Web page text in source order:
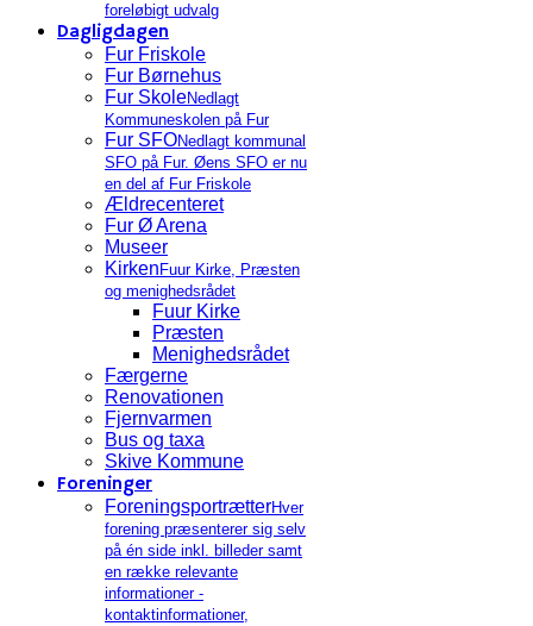
foreløbigt udvalg
Dagligdagen
Fur Friskole
Fur Børnehus
Fur SkoleNedlagt
Kommuneskolen på Fur
Fur SFONedlagt kommunal
SFO på Fur. Øens SFO er nu
en del af Fur Friskole
Ældrecenteret
Fur Ø Arena
Museer
Kirken Fuur Kirke, Præsten
og menighedsrådet
Fuur Kirke
Præsten
Menighedsrådet
Færgerne
Renovationen
Fjernvarmen
Bus og taxa
Skive Kommune
Foreninger
ForeningsportrætterHver
forening præsenterer sig selv
på én side inkl. billeder samt
en række relevante
informationer -
kontaktinformationer,